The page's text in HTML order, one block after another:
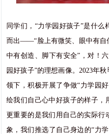
同学们，“力学园好孩子”是什么
而出——“脸上有微笑、眼中有自
中有创造、脚下有安全”，对！
园好孩子”的理想画像。2023年
领下，积极开展了争做“力学园
绘我们自己心中好孩子的样子，
更重要的是我们用自己的实际行
象，我们推选了自己身边的“力